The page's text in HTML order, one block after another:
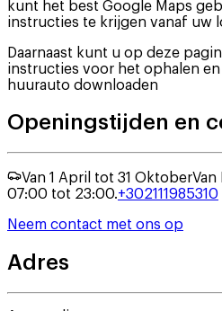
kunt het best Google Maps
instructies te krijgen vanaf uw
Daarnaast kunt u op deze
instructies voor het ophalen
huurauto downloaden
Openingstijden en
Van 1 April tot 31 Oktober
07:00 tot 23:00.+302111985310
Neem contact met ons op
Adres